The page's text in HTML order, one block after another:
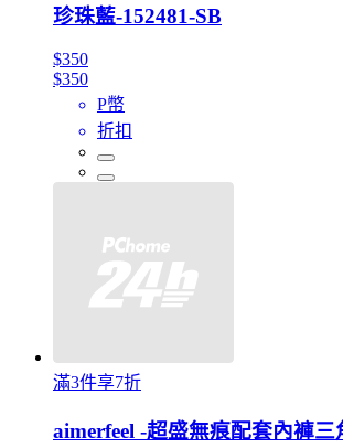
珍珠藍-152481-SB
$350
$350
P幣
折扣
滿3件享7折
aimerfeel -超盛無痕配套內褲三